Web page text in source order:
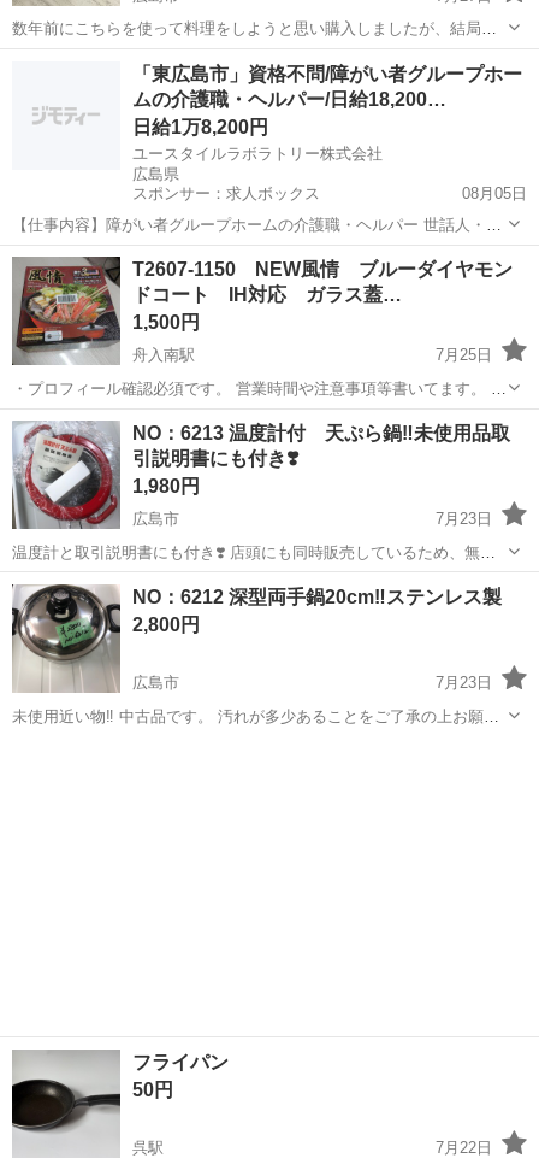
数年前にこちらを使って料理をしようと思い購入しましたが、結局一
度も使わず。。(;^_^A （こちらは箱付きです。今回出品の中身確認の
ためだけに一度だけ開封しました。中身きれいです） 使用済みですが
網もお付けします。
調理器具 ダッチオーブン
「東広島市」資格不問/障がい者グループホー
ムの介護職・ヘルパー/日給18,200…
日給1万8,200円
ユースタイルラボラトリー株式会社
広島県
スポンサー：求人ボックス
08月05日
【仕事内容】障がい者グループホームの介護職・ヘルパー 世話人・生
活支援員としての業務を行っていただきます。 <主な業務内容> お食
事の準備 食事・入浴・就寝の支援 日常生活の相談業務 健康管理、記
録 就業支援施設への送り出し など...
アルバイト・パート
T2607-1150 NEW風情 ブルーダイヤモン
ドコート IH対応 ガラス蓋…
1,500円
舟入南駅
7月25日
・プロフィール確認必須です。 営業時間や注意事項等書いてます。 ・
購入希望の方は取りに来られるご希望の日にちと時間を○日○時と明記
してご連絡お願い致します。 ご覧頂きありがとうございます。 個人保
管されていた物です。 汚...
広島 広島市 調理器具
NO：6213 温度計付 天ぷら鍋‼️未使用品取
引説明書にも付き❣️
1,980円
広島市
7月23日
温度計と取引説明書にも付き❣️ 店頭にも同時販売しているため、無く
なる可能性があることをご了承の上よろしくお願いいたします。 横川
激安リサイクルセンター 横川町1丁目4-37末広ビル1階【家具屋小田億
の隣】 営業時...
広島 広島市 温度計
NO：6212 深型両手鍋20cm‼️ステンレス製
2,800円
広島市
7月23日
未使用近い物‼️ 中古品です。 汚れが多少あることをご了承の上お願い
フライパン
50円
呉駅
7月22日